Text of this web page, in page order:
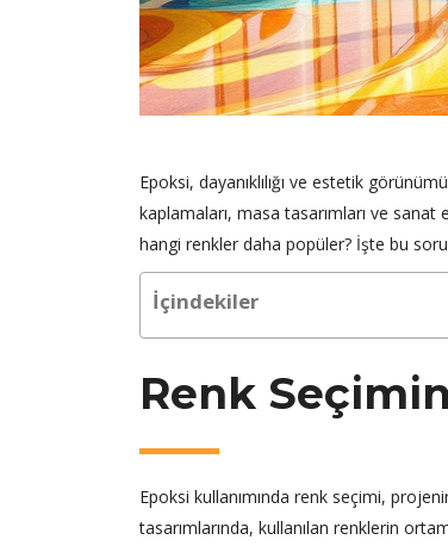
Epoksi, dayanıklılığı ve estetik
kaplamaları, masa tasarımları ve
hangi renkler daha popüler? İşte bu
İçindekiler
Renk
Epoksi kullanımında renk seçimi,
tasarımlarında, kullanılan renklerin